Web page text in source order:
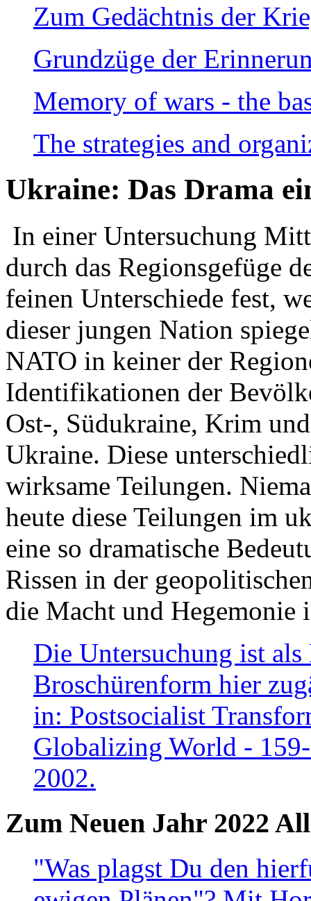
Zum Gedächtnis der
Grundzüge der
Memory of wars - the
The strategies and
Ukraine: Das Drama
In einer Untersuchung
durch das Regionsgefüge
feinen Unterschiede fest,
dieser jungen Nation
NATO in keiner der
Identifikationen der
Ost-, Südukraine, Krim
Ukraine. Diese
wirksame Teilungen.
heute diese Teilungen im
eine so dramatische
Rissen in der
die Macht und Hegemonie
Die Untersuchung ist
Broschürenform hier
in: Postsocialist
Globalizing World -
2002.
Zum Neuen Jahr 2022
"Was plagst Du den